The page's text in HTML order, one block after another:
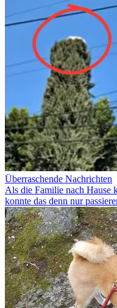
Überraschende Nachrichten
Als die Familie nach Hause
konnte das denn nur